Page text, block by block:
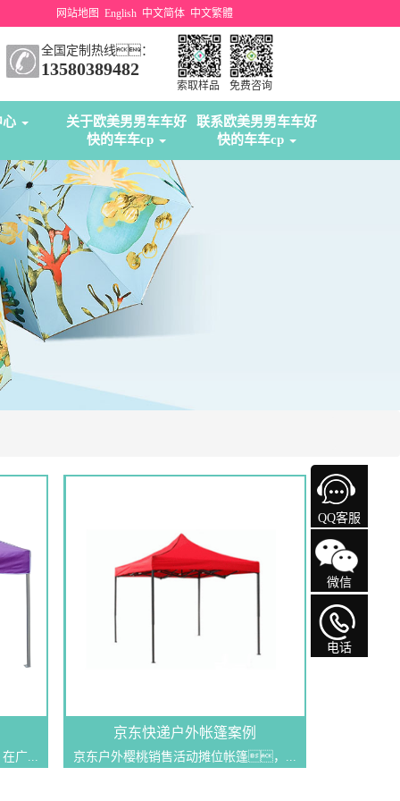
网站地图 English 中文简体 中文繁體
全国定制热线：
13580389482
索取样品 免费咨询
心
关于欧美男男车车好
快的车车cp
联系欧美男男车车好
快的车车cp
广...
京东快递户外帐篷案例
京东户外樱桃销售活动摊位帐篷，...
QQ客服
微信
电话